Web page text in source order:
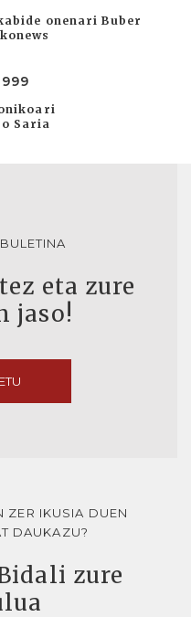
onenari Buber
Saria
eta zure
jaso!
ZER IKUSIA DUEN
DAUKAZU?
zure